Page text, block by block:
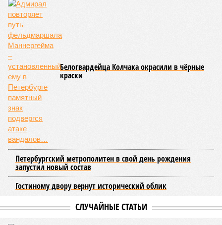
инвалидов и сирот, которые поступали по упрощенной
процедуре с более низкими проходными баллами.
Военнослужащие и их дети были выделены в отдельную
группу. Ежегодно для них, как и для целевиков и
льготников, резервируется 10% бюджетных мест по всем
специальностям. Неосвоенные места к концу
приоритетного этапа зачисления передаются на общий
конкурс.
В 2025 году условия квоты были расширены, включив
распределения мест изменился в 2026 году: теперь
места между льготными категориями. Если количество
заявок на целевое обучение оказывалось меньше
выделенных мест, остаток мог быть направлен на
отдельную квоту. Ранее незаполненные места
автоматически переходили в общий конкурс, но теперь они
детям.